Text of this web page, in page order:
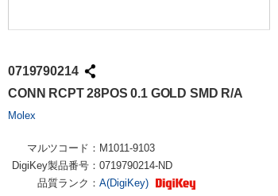
0719790214
CONN RCPT 28POS 0.1 GOLD SMD R/A
Molex
マルツコード： M1011-9103
DigiKey製品番号： 0719790214-ND
品質ランク： A(DigiKey)